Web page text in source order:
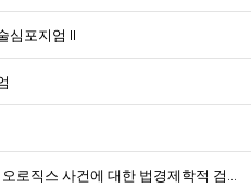
심포지엄 II